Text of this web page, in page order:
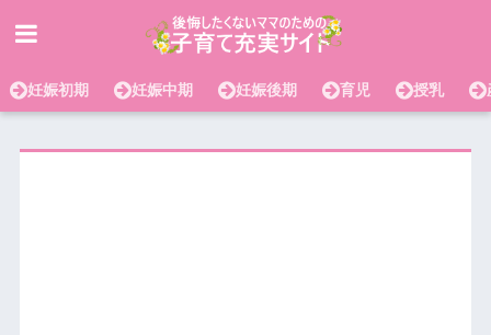
妊娠初期 妊娠中期 妊娠後期 育児 授乳